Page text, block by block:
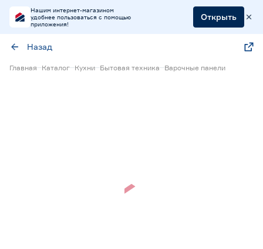
Нашим интернет-магазином
удобнее пользоваться с помощью
приложения!
Открыть
Назад
Главная Каталог Кухни Бытовая техника Варочные панели